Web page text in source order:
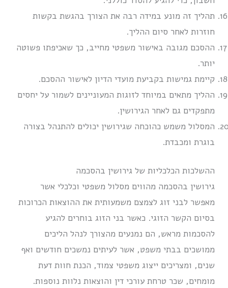
תהליך זה מונע במידה רבה את הצורך בהגשת בקשות
חוזרות לאחר סיום ההליך.
ההסכם מגובה באישור משפטי מחייב, כך שאכיפתו פשוטה
יותר.
קיימת גמישות בקביעת מועדי הדיון לאישור ההסכם.
ההליך מתאים במיוחד לזוגות המעוניינים לשמור על יחסים
מתפקדים גם לאחר הגירושין.
המסלול משמש כהוכחה שגירושין יכולים להתנהל בצורה
בוגרת ומכבדת.
ההשלכות הכלכליות של גירושין בהסכמה
גירושין בהסכמה מהווים מסלול משפטי וכלכלי אשר
מאפשר לבני זוג לצמצם משמעותית את ההוצאות הכרוכות
בסיום הקשר הזוגי. כאשר בני הזוג בוחרים להגיע
להסכמות מראש, הם נמנעים מהצורך לנהל הליכים
ממושכים בבתי משפט, אשר לעיתים נמשכים חודשים ואף
שנים, ומצריכים ייצוג משפטי צמוד, הכנת חוות דעת
מומחים, שכר טרחת עורכי דין והוצאות נלוות נוספות.